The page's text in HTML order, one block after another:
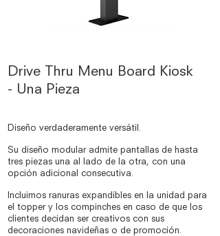
Drive Thru Menu Board Kiosk
- Una Pieza
Diseño verdaderamente versátil.
Su diseño modular admite pantallas de hasta
tres piezas una al lado de la otra, con una
opción adicional consecutiva.
Incluimos ranuras expandibles en la unidad para
el topper y los compinches en caso de que los
clientes decidan ser creativos con sus
decoraciones navideñas o de promoción.